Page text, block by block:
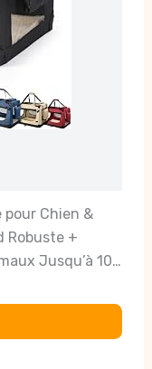
pour Chien &
Robuste +
Jusqu’à 10